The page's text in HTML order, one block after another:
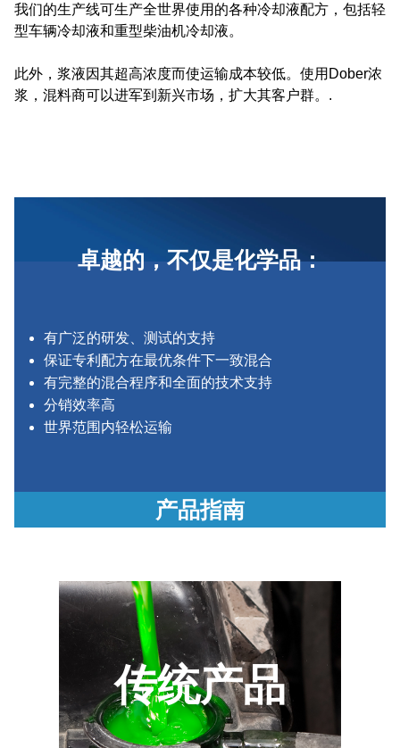
我们的生产线可生产全世界使用的各种冷却液配方，包括轻
型车辆冷却液和重型柴油机冷却液。
此外，浆液因其超高浓度而使运输成本较低。使用Dober浓
浆，混料商可以进军到新兴市场，扩大其客户群。.
卓越的，不仅是化学品：
有广泛的研发、测试的支持
保证专利配方在最优条件下一致混合
有完整的混合程序和全面的技术支持
分销效率高
世界范围内轻松运输
产品指南
传统产品